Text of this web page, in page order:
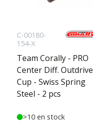
C-00180-
154-X
Team Corally - PRO
Center Diff. Outdrive
Cup - Swiss Spring
Steel - 2 pcs
>10 en stock